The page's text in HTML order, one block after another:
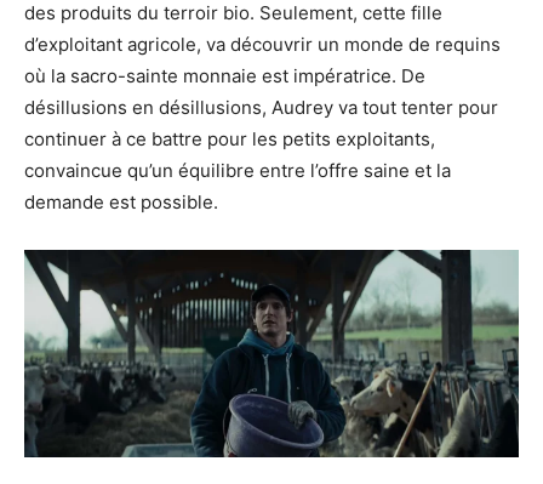
des produits du terroir bio. Seulement, cette fille
d’exploitant agricole, va découvrir un monde de requins
où la sacro-sainte monnaie est impératrice. De
désillusions en désillusions, Audrey va tout tenter pour
continuer à ce battre pour les petits exploitants,
convaincue qu’un équilibre entre l’offre saine et la
demande est possible.